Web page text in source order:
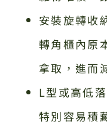
安裝旋轉收
轉角櫃內原
拿取，進而
L型或高低
特別容易積